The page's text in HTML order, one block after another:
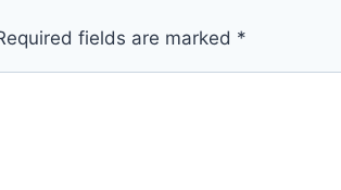
fields are marked *